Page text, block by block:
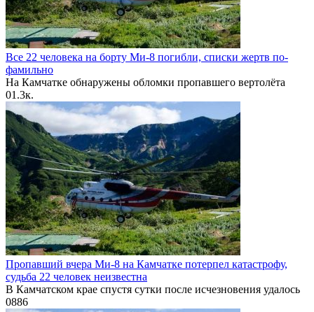
Все 22 человека на борту Ми-8 погибли, списки жертв по-
фамильно
На Камчатке обнаружены обломки пропавшего вертолёта
01.3к.
Пропавший вчера Ми-8 на Камчатке потерпел катастрофу,
судьба 22 человек неизвестна
В Камчатском крае спустя сутки после исчезновения удалось
0886